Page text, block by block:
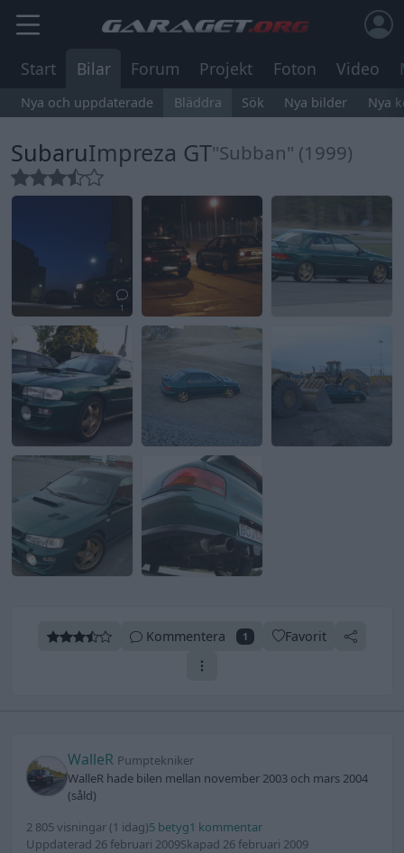
Start Bilar Forum Projekt Foton Video
Nya och uppdaterade Bläddra Sök Nya bilder Nya
SubaruImpreza GT"Subban" (1999)
1
Kommentera 1 Favorit
WalleR Pumptekniker
WalleR hade bilen mellan november 2003 och mars 2004
(såld)
2 805 visningar (1 idag)5 betyg1 kommentar
Uppdaterad 26 februari 2009Skapad 26 februari 2009